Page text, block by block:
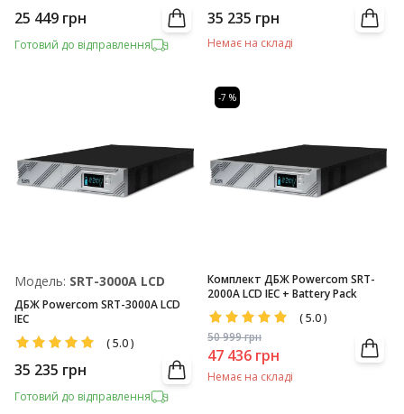
25 449 грн
Готовий до відправлення
35 235 грн
Немає на складі
Модель: SRТ-3000A LCD
ДБЖ Powercom SRT-3000A LCD
IEC
(5.0)
35 235 грн
Готовий до відправлення
-7 %
Комплект ДБЖ Powercom SRT-
2000A LCD IEC + Battery Pack
(5.0)
50 999грн
47 436 грн
Немає на складі